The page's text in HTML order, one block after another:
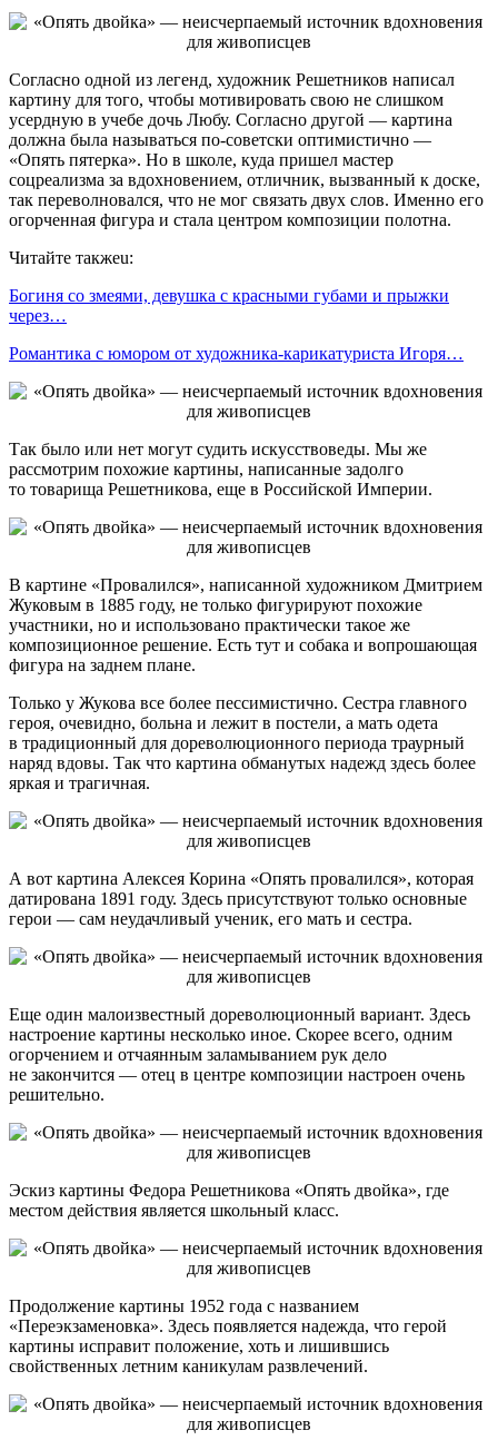
Согласно одной из легенд, художник Решетников написал
картину для того, чтобы мотивировать свою не слишком
усердную в учебе дочь Любу. Согласно другой — картина
должна была называться по-советски оптимистично —
«Опять пятерка». Но в школе, куда пришел мастер
соцреализма за вдохновением, отличник, вызванный к доске,
так переволновался, что не мог связать двух слов. Именно его
огорченная фигура и стала центром композиции полотна.
Читайте такжеu:
Богиня со змеями, девушка с красными губами и прыжки
через…
Романтика с юмором от художника-карикатуриста Игоря…
Так было или нет могут судить искусствоведы. Мы же
рассмотрим похожие картины, написанные задолго
то товарища Решетникова, еще в Российской Империи.
В картине «Провалился», написанной художником Дмитрием
Жуковым в 1885 году, не только фигурируют похожие
участники, но и использовано практически такое же
композиционное решение. Есть тут и собака и вопрошающая
фигура на заднем плане.
Только у Жукова все более пессимистично. Сестра главного
героя, очевидно, больна и лежит в постели, а мать одета
в традиционный для дореволюционного периода траурный
наряд вдовы. Так что картина обманутых надежд здесь более
яркая и трагичная.
А вот картина Алексея Корина «Опять провалился», которая
датирована 1891 году. Здесь присутствуют только основные
герои — сам неудачливый ученик, его мать и сестра.
Еще один малоизвестный дореволюционный вариант. Здесь
настроение картины несколько иное. Скорее всего, одним
огорчением и отчаянным заламыванием рук дело
не закончится — отец в центре композиции настроен очень
решительно.
Эскиз картины Федора Решетникова «Опять двойка», где
местом действия является школьный класс.
Продолжение картины 1952 года с названием
«Переэкзаменовка». Здесь появляется надежда, что герой
картины исправит положение, хоть и лишившись
свойственных летним каникулам развлечений.